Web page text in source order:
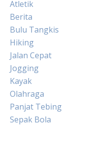
Atletik
Berita
Bulu Tangkis
Hiking
Jalan Cepat
Jogging
Kayak
Olahraga
Panjat Tebing
Sepak Bola